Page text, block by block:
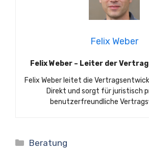
Felix Weber
Felix Weber – Leiter der
Felix Weber leitet die
Direkt und sorgt für juristisch
benutzerfreundliche
Kategorien
Beratung